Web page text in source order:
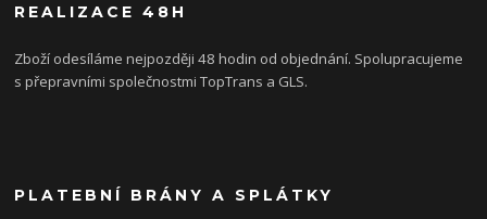
REALIZACE 48H
Zboží odesíláme nejpozději 48 hodin od objednání. Spolupracujeme
s přepravními společnostmi TopTrans a GLS.
PLATEBNÍ BRÁNY A SPLÁTKY